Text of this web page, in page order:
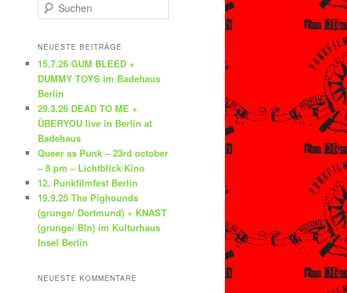
u
h
n
NEUESTE BEITRÄGE
15.7.26 GUM BLEED +
DUMMY TOYS im Badehaus
Berlin
29.3.26 DEAD TO ME +
ÜBERYOU live in Berlin at
Badehaus
Queer as Punk – 23rd october
– 8 pm – Lichtblick Kino
12. Punkfilmfest Berlin
19.9.25 The Pighounds
(grunge/ Dortmund) + KNAST
(grunge/ Bln) im Kulturhaus
Insel Berlin
NEUESTE KOMMENTARE